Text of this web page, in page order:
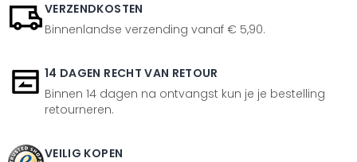
VERZENDKOSTEN
Binnenlandse verzending vanaf € 5,90.
14 DAGEN RECHT VAN RETOUR
Binnen 14 dagen na ontvangst kun je je bestelling
retourneren.
VEILIG KOPEN